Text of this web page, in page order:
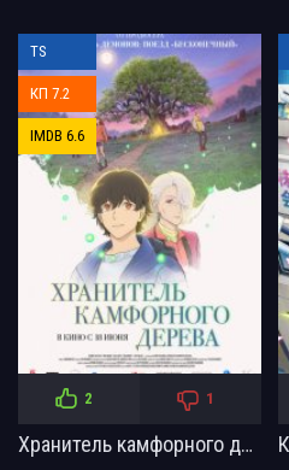
TS
КП 7.2
IMDB 6.6
2 1
Хранитель камфорного дерева (2025)